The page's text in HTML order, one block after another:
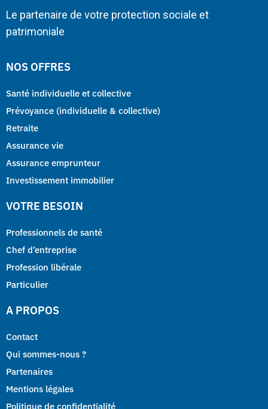
Le partenaire de votre protection sociale et
patrimoniale
NOS OFFRES
Santé individuelle et collective
Prévoyance (individuelle & collective)
Retraite
Assurance vie
Assurance emprunteur
Investissement immobilier
VOTRE BESOIN
Professionnels de santé
Chef d’entreprise
Profession libérale
Particulier
A PROPOS
Contact
Qui sommes-nous ?
Partenaires
Mentions légales
Politique de confidentialité